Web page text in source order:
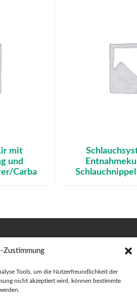
Zustimmung
Tools, um die Nutzerfreundlichkeit der
nicht akzeptiert wird, können bestimmte
mit
und
Carba